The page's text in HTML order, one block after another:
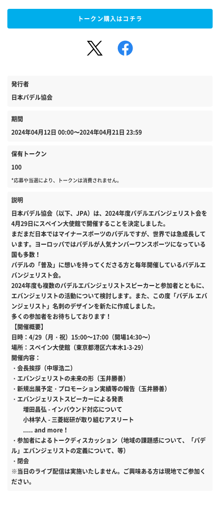
トークン購入はコチラ
発行者
日本パデル協会
期間
2024年04月12日 00:00〜2024年04月21日 23:59
保有トークン
100
*応募や当選により、トークンは消費されません。
説明
日本パデル協会（以下、JPA）は、2024年度パデルエバンジェリスト会を
4月29日にスペイン大使館で開催することを決定しました。
まだまだ日本ではマイナースポーツのパデルですが、世界では急成長して
います。ヨーロッパではパデルが人気ナンバーワンスポーツになっている
国も多数！
パデルの「普及」に想いを持ってくださる方と毎年開催しているパデルエ
バンジェリスト会。
2024年度も複数のパデルエバンジェリストスピーカーと参加者とともに、
エバンジェリストの活動について検討します。また、この度「パデル エバ
ンジェリスト」名刺のデザインを新たに作成しました。
多くの参加者をお待ちしております！
【開催概要】
日時：4/29（月・祝）15:00～17:00（開場14:30〜）
場所：スペイン大使館（東京都港区六本木1-3-29）
開催内容：
・会長挨拶（中塚浩二）
・エバンジェリストの未来の形（玉井勝善）
・新規出展予定・プロモーション実績等の報告（玉井勝善）
・エバンジェリストスピーカーによる発表
増田昌弘 - インバウンド対応について
小林学人 - 三菱総研が取り組むアスリート
..... and more！
・参加者によるトークディスカッション（地域の課題感について、「パデ
ル」エバンジェリストの定義について、等）
・閉会
※当日のライブ配信は実施いたしません。ご興味ある方は現地でご参加く
ださい。